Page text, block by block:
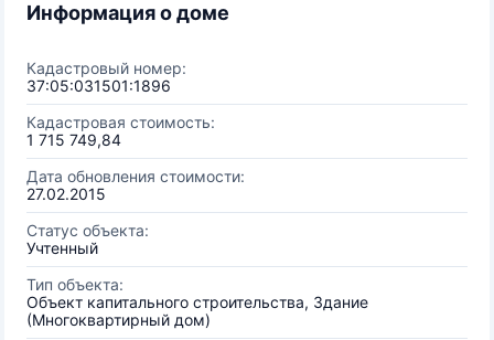
Информация о доме
Кадастровый номер:
37:05:031501:1896
Кадастровая стоимость:
1 715 749,84
Дата обновления стоимости:
27.02.2015
Статус объекта:
Учтенный
Тип объекта:
Объект капитального строительства, Здание
(Многоквартирный дом)